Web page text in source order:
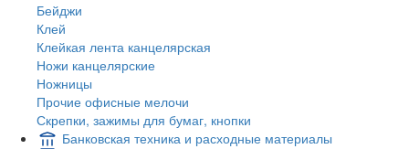
Бейджи
Клей
Клейкая лента канцелярская
Ножи канцелярские
Ножницы
Прочие офисные мелочи
Скрепки, зажимы для бумаг, кнопки
Банковская техника и расходные материалы